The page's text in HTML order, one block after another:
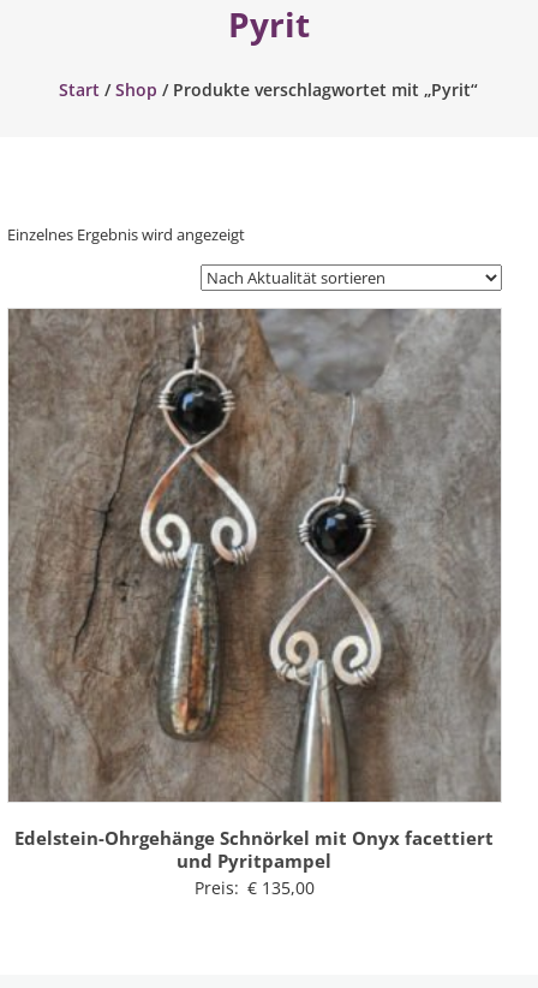
Pyrit
Start /Shop / Produkte verschlagwortet mit „Pyrit“
Einzelnes Ergebnis wird angezeigt
Edelstein-Ohrgehänge Schnörkel mit Onyx facettiert
und Pyritpampel
Preis: €135,00